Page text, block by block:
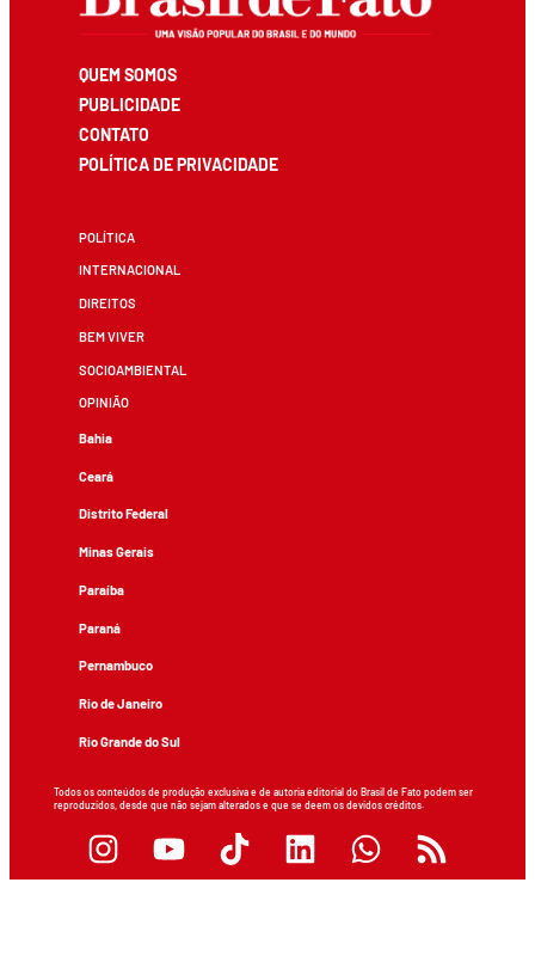
QUEM SOMOS
PUBLICIDADE
CONTATO
POLÍTICA DE PRIVACIDADE
POLÍTICA
INTERNACIONAL
DIREITOS
BEM VIVER
SOCIOAMBIENTAL
OPINIÃO
Bahia
Ceará
Distrito Federal
Minas Gerais
Paraíba
Paraná
Pernambuco
Rio de Janeiro
Rio Grande do Sul
Todos os conteúdos de produção exclusiva e de autoria editorial do Brasil de Fato podem ser
reproduzidos, desde que não sejam alterados e que se deem os devidos créditos.